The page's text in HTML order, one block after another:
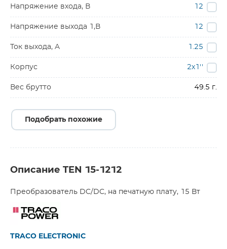
Напряжение входа, В 12
Напряжение выхода 1,В 12
Ток выхода, A 1.25
Корпус 2x1''
Вес брутто 49.5 г.
Подобрать похожие
Описание TEN 15-1212
Преобразователь DC/DC, на печатную плату, 15 Вт
TRACO ELECTRONIC